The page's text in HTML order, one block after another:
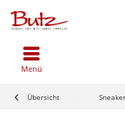
Menü
Übersicht